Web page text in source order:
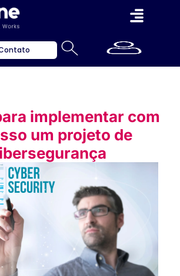
implementar com
um projeto de